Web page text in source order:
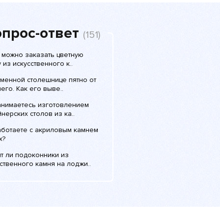
ответ (151)
заказать цветную
из искусственного к..
столешнице пятно от
Как его выве..
изготовлением
столов из ка..
с акриловым камнем
ли подоконники из
камня на лоджи..